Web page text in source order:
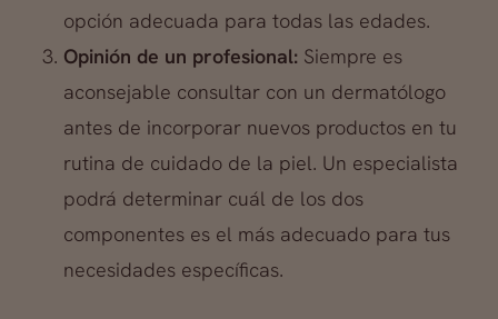
opción adecuada para todas las edades.
Opinión de un profesional: Siempre es
aconsejable consultar con un dermatólogo
antes de incorporar nuevos productos en tu
rutina de cuidado de la piel. Un especialista
podrá determinar cuál de los dos
componentes es el más adecuado para tus
necesidades específicas.